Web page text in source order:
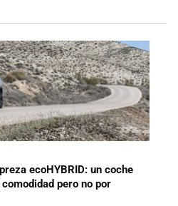
ecoHYBRID: un coche
pero no por